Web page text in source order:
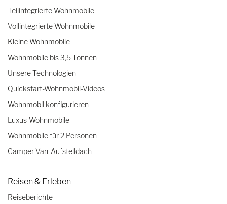
Teilintegrierte Wohnmobile
Vollintegrierte Wohnmobile
Kleine Wohnmobile
Wohnmobile bis 3,5 Tonnen
Unsere Technologien
Quickstart-Wohnmobil-Videos
Wohnmobil konfigurieren
Luxus-Wohnmobile
Wohnmobile für 2 Personen
Camper Van-Aufstelldach
Reisen & Erleben
Reiseberichte